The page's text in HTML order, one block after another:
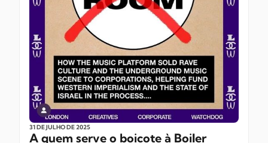
31 DE JULHODE 2025
A quem serve o boicote à Boiler